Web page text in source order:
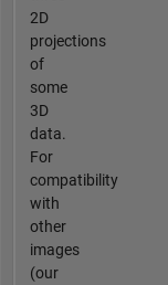
2D
projections
of
some
3D
data.
For
compatibility
with
other
images
(our